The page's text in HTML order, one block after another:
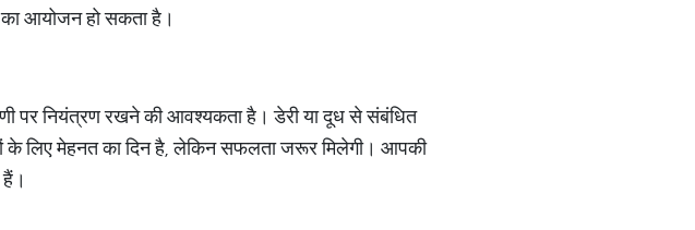
का आयोजन हो सकता है।
पर नियंत्रण रखने की आवश्यकता है। डेरी या दूध से संबंधित
के लिए मेहनत का दिन है, लेकिन सफलता जरूर मिलेगी। आपकी